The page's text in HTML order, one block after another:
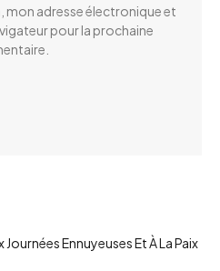
mon adresse électronique et
pour la prochaine
Ennuyeuses Et À La Paix